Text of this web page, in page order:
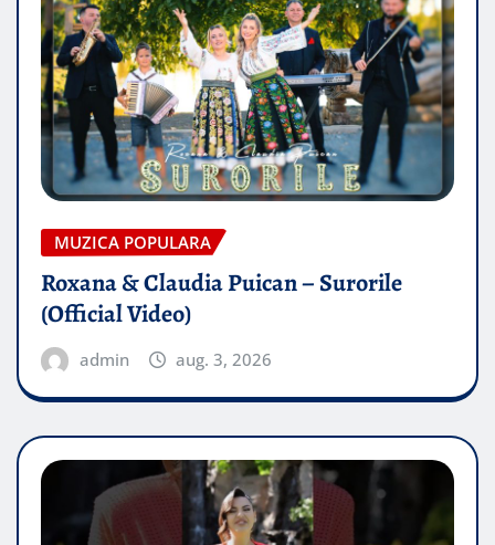
MUZICA POPULARA
Roxana & Claudia Puican – Surorile
(Official Video)
admin aug. 3, 2026